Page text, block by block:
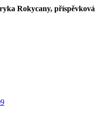
Rokycany, příspěvková